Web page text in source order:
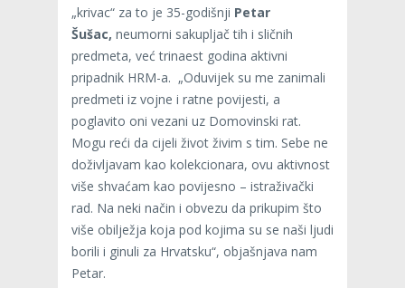
„krivac“ za to je 35-godišnji Petar
Šušac, neumorni sakupljač tih i sličnih
predmeta, već trinaest godina aktivni
pripadnik HRM-a. „Oduvijek su me zanimali
predmeti iz vojne i ratne povijesti, a
poglavito oni vezani uz Domovinski rat.
Mogu reći da cijeli život živim s tim. Sebe ne
doživljavam kao kolekcionara, ovu aktivnost
više shvaćam kao povijesno – istraživački
rad. Na neki način i obvezu da prikupim što
više obilježja koja pod kojima su se naši ljudi
borili i ginuli za Hrvatsku“, objašnjava nam
Petar.